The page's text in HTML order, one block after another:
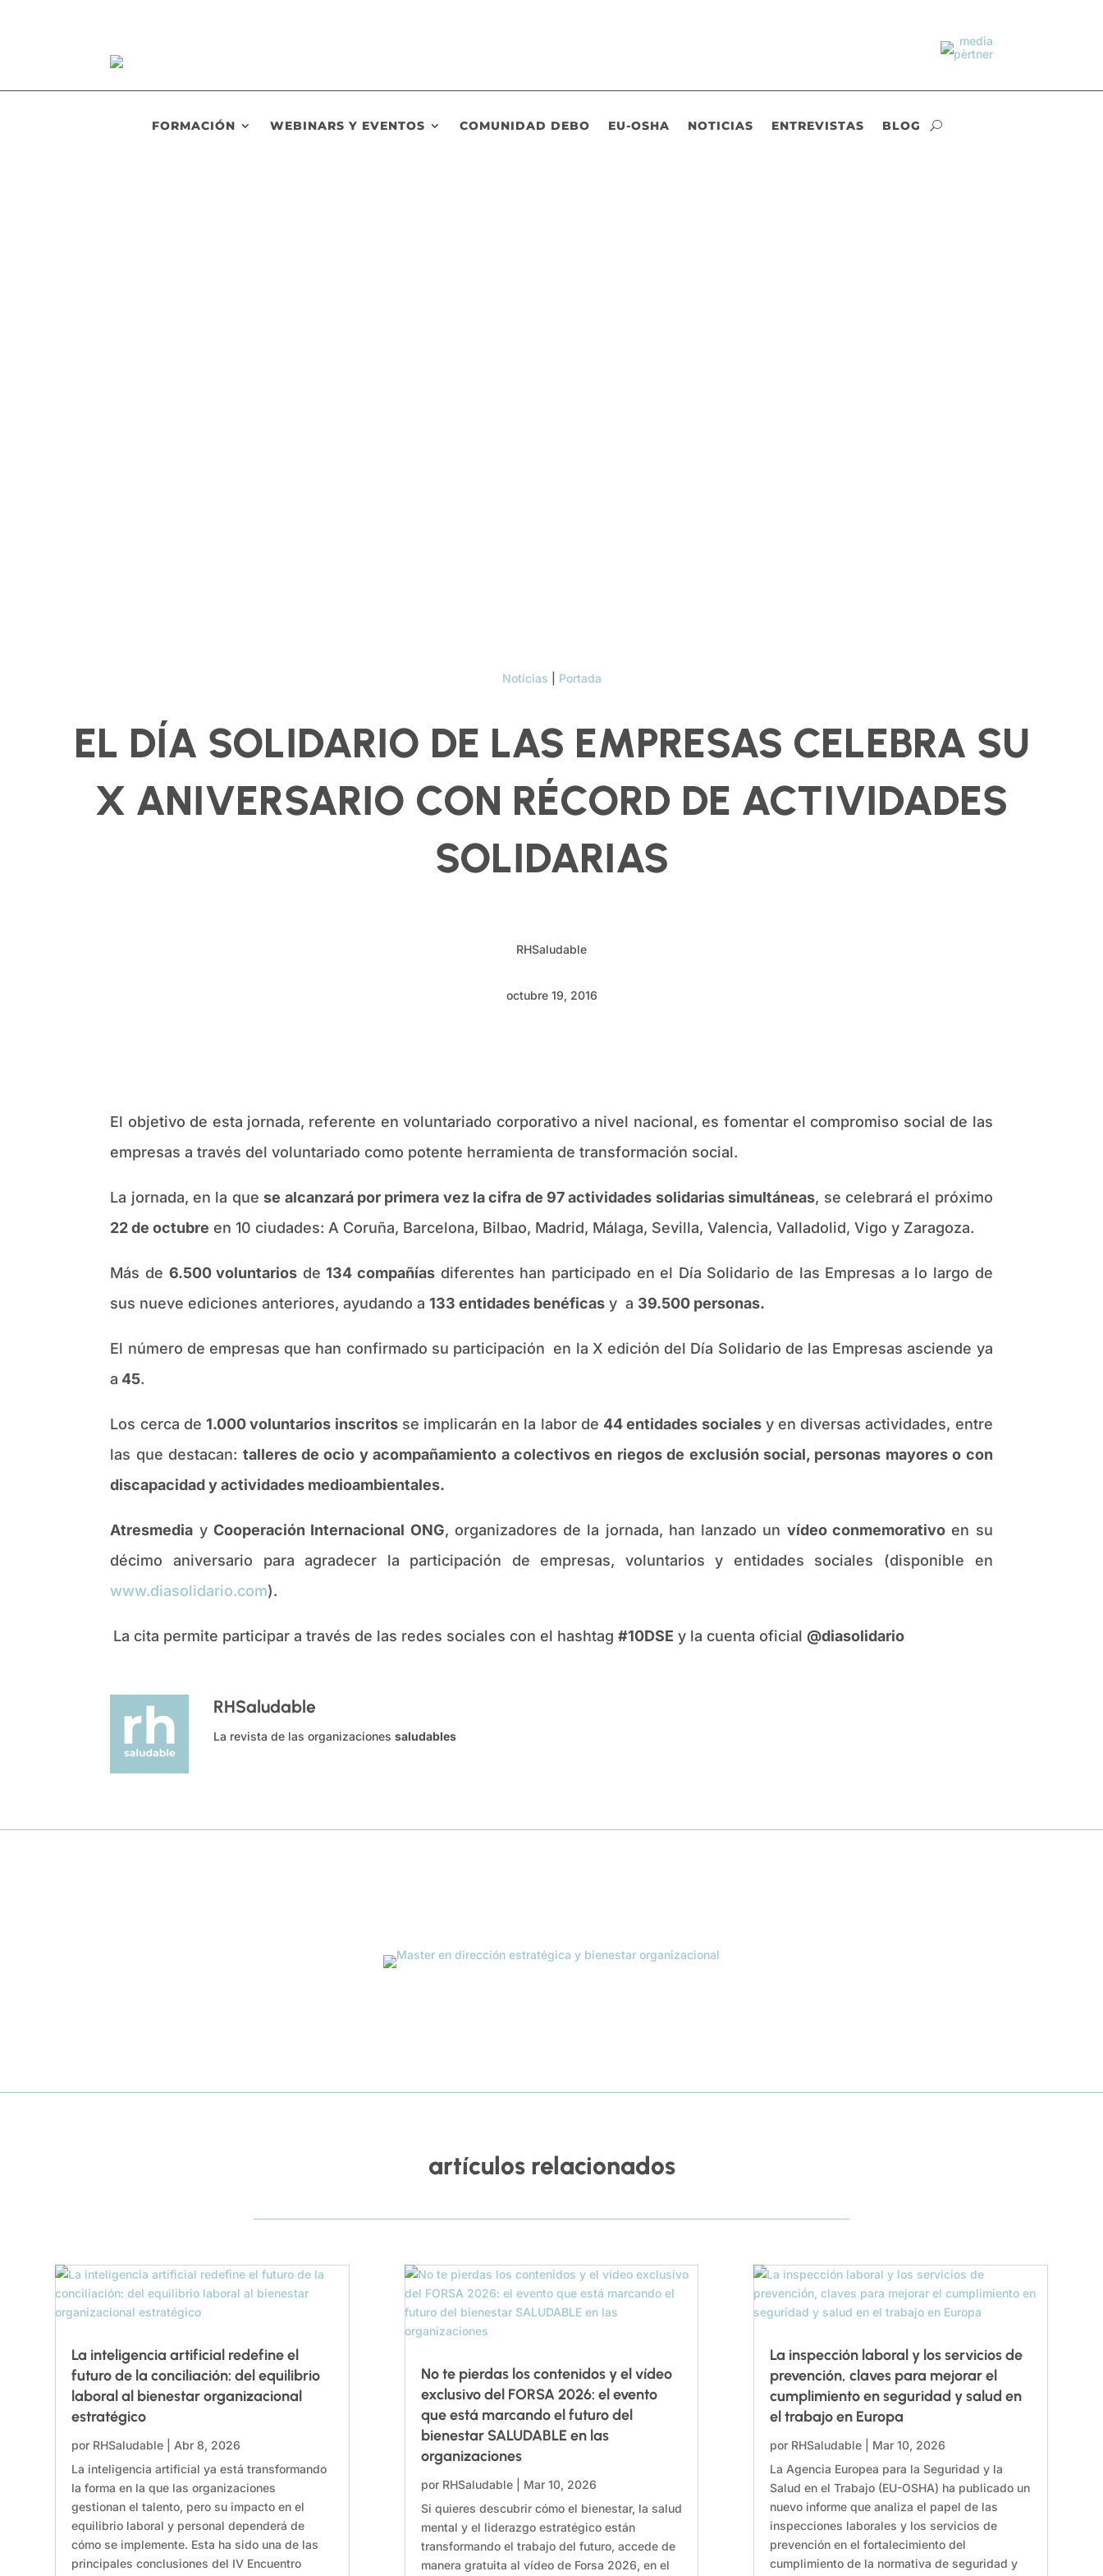
FORMACIÓN WEBINARS Y EVENTOS COMUNIDAD DEBO EU-OSHA NOTICIAS ENTREVISTAS BLOG
Noticias Portada
EL DÍA SOLIDARIO DE LAS EMPRESAS CELEBRA SU
X ANIVERSARIO CON RÉCORD DE ACTIVIDADES
SOLIDARIAS
RHSaludable
octubre 19, 2016
El objetivo de esta jornada, referente en voluntariado corporativo a nivel nacional, es fomentar el compromiso social de las
empresas a través del voluntariado como potente herramienta de transformación social.
La jornada, en la quese alcanzará por primera vez la cifra de 97 actividades solidarias simultáneas, se celebrará el próximo
22 de octubre en 10 ciudades: A Coruña, Barcelona, Bilbao, Madrid, Málaga, Sevilla, Valencia, Valladolid, Vigo y Zaragoza.
Más de 6.500 voluntarios de134 compañías diferentes han participado en el Día Solidario de las Empresas a lo largo de
sus nueve ediciones anteriores, ayudando a133 entidades benéficas y a 39.500 personas.
El número de empresas que han confirmado su participación en la X edición del Día Solidario de las Empresas asciende ya
a 45.
Los cerca de1.000 voluntarios inscritosse implicarán en la labor de 44 entidades socialesy en diversas actividades, entre
las que destacan: talleres de ocio y acompañamiento a colectivos en riegos de exclusión social, personas mayores o con
discapacidad y actividades medioambientales.
Atresmedia y Cooperación Internacional ONG, organizadores de la jornada, han lanzado un vídeo conmemorativo en su
décimo aniversario para agradecer la participación de empresas, voluntarios y entidades sociales (disponible en
www.diasolidario.com).
La cita permite participar a través de las redes sociales con el hashtag#10DSE y la cuenta oficial@diasolidario
RHSaludable
La revista de las organizacionessaludables
artículos relacionados
La inteligencia artificial redefine el
futuro de la conciliación: del equilibrio
laboral al bienestar organizacional
estratégico
por RHSaludable
Abr 8, 2026
La inteligencia artificial ya está transformando
la forma en la que las organizaciones
gestionan el talento, pero su impacto en el
equilibrio laboral y personal dependerá de
cómo se implemente. Esta ha sido una de las
principales conclusiones del IV Encuentro
No te pierdas los contenidos y el vídeo
exclusivo del FORSA 2026: el evento
que está marcando el futuro del
bienestar SALUDABLE en las
organizaciones
por RHSaludable| Mar 10, 2026
Si quieres descubrir cómo el bienestar, la salud
mental y el liderazgo estratégico están
transformando el trabajo del futuro, accede de
manera gratuita al vídeo de Forsa 2026, en el
La inspección laboral y los servicios de
prevención, claves para mejorar el
cumplimiento en seguridad y salud en
el trabajo en Europa
por RHSaludable| Mar 10, 2026
La Agencia Europea para la Seguridad y la
Salud en el Trabajo (EU-OSHA) ha publicado un
nuevo informe que analiza el papel de las
inspecciones laborales y los servicios de
prevención en el fortalecimiento del
cumplimiento de la normativa de seguridad y